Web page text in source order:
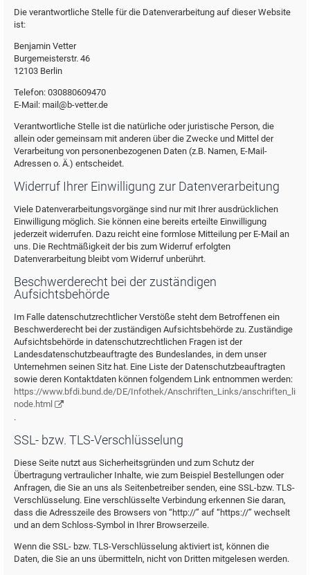
Die verantwortliche Stelle für die Datenverarbeitung auf dieser Website
ist:
Benjamin Vetter
Burgemeisterstr. 46
12103 Berlin
Telefon: 030880609470
E-Mail: mail@b-vetter.de
Verantwortliche Stelle ist die natürliche oder juristische Person, die
allein oder gemeinsam mit anderen über die Zwecke und Mittel der
Verarbeitung von personenbezogenen Daten (z.B. Namen, E-Mail-
Adressen o. Ä.) entscheidet.
Widerruf Ihrer Einwilligung zur Datenverarbeitung
Viele Datenverarbeitungsvorgänge sind nur mit Ihrer ausdrücklichen
Einwilligung möglich. Sie können eine bereits erteilte Einwilligung
jederzeit widerrufen. Dazu reicht eine formlose Mitteilung per E-Mail an
uns. Die Rechtmäßigkeit der bis zum Widerruf erfolgten
Datenverarbeitung bleibt vom Widerruf unberührt.
Beschwerderecht bei der zuständigen
Aufsichtsbehörde
Im Falle datenschutzrechtlicher Verstöße steht dem Betroffenen ein
Beschwerderecht bei der zuständigen Aufsichtsbehörde zu. Zuständige
Aufsichtsbehörde in datenschutzrechtlichen Fragen ist der
Landesdatenschutzbeauftragte des Bundeslandes, in dem unser
Unternehmen seinen Sitz hat. Eine Liste der Datenschutzbeauftragten
sowie deren Kontaktdaten können folgendem Link entnommen werden:
https://www.bfdi.bund.de/DE/Infothek/Anschriften_Links/
node.html
.
SSL- bzw. TLS-Verschlüsselung
Diese Seite nutzt aus Sicherheitsgründen und zum Schutz der
Übertragung vertraulicher Inhalte, wie zum Beispiel Bestellungen oder
Anfragen, die Sie an uns als Seitenbetreiber senden, eine SSL-bzw. TLS-
Verschlüsselung. Eine verschlüsselte Verbindung erkennen Sie daran,
dass die Adresszeile des Browsers von “http://” auf “https://” wechselt
und an dem Schloss-Symbol in Ihrer Browserzeile.
Wenn die SSL- bzw. TLS-Verschlüsselung aktiviert ist, können die
Daten, die Sie an uns übermitteln, nicht von Dritten mitgelesen werden.